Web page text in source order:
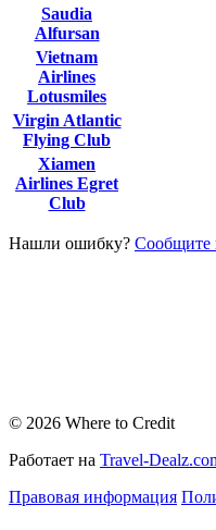
Saudia
Alfursan
Vietnam
Airlines
Lotusmiles
Virgin Atlantic
Flying Club
Xiamen
Airlines Egret
Club
Нашли ошибку? Сообщите
© 2026 Where to Credit
Работает на Travel-
Правовая информация